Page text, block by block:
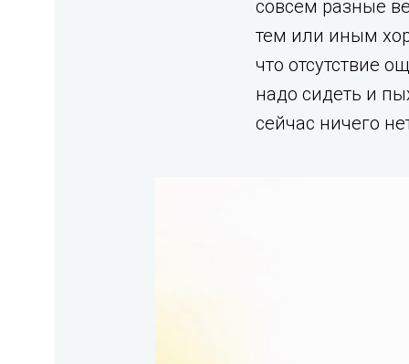
совсем разные
тем или иным
что отсутствие
надо сидеть и
сейчас ничего